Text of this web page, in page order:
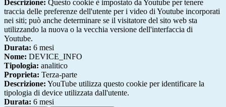
Descrizione: Questo cookie è impostato da Youtube per tenere
traccia delle preferenze dell'utente per i video di Youtube incorporati
nei siti; può anche determinare se il visitatore del sito web sta
utilizzando la nuova o la vecchia versione dell'interfaccia di
Youtube.
Durata: 6 mesi
Nome: DEVICE_INFO
Tipologia: analitico
Proprieta: Terza-parte
Descrizione: YouTube utilizza questo cookie per identificare la
tipologia di device utilizzata dall'utente.
Durata: 6 mesi